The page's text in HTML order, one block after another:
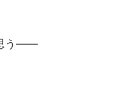
う——